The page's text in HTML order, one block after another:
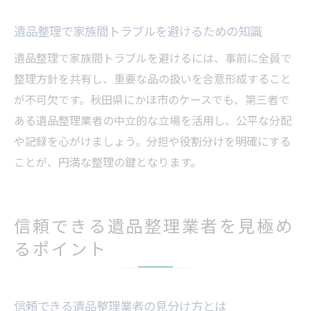
遺品整理の供養サービスの内容を知る
オプションサービスで作業を効率化する方
法
失敗しない遺品整理を叶えるための注意点
遺品整理で後悔しないための準備とは
見積もりや契約時に確認すべき遺品整理の
事項
遺品整理時の家族への配慮と声かけの大切
さ
る
遺品整理で家族間トラブルを避けるための知識
遺品整理で家族間トラブルを避けるには、事前に全員で
整理方針を共有し、重要な品の扱いを合意形成すること
が不可欠です。秋田県にかほ市のケースでも、第三者で
ある遺品整理業者の中立的な立場を活用し、公平な分配
や記録を心がけましょう。分担や役割分けを明確にする
ことが、円満な整理の鍵となります。
信頼できる遺品整理業者を見極め
るポイント
信頼できる遺品整理業者の見分け方とは